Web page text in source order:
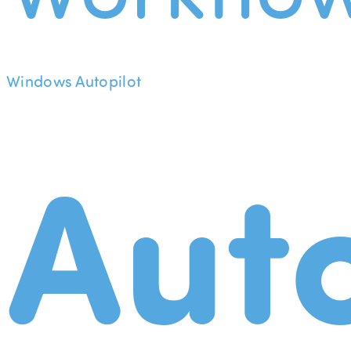
Windows Autopilot